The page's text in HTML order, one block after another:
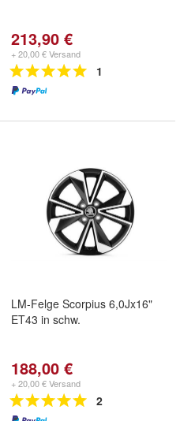
213,90 €
+ 20,00 € Versand
1
LM-Felge Scorpius 6,0Jx16"
ET43 in schw.
188,00 €
+ 20,00 € Versand
2